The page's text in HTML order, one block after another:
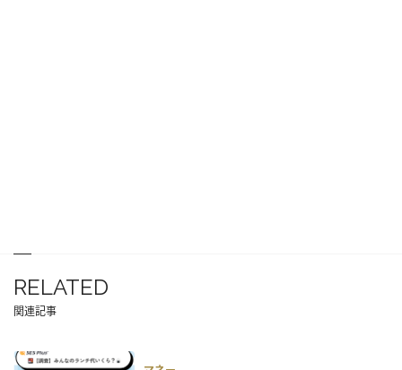
RELATED
関連記事